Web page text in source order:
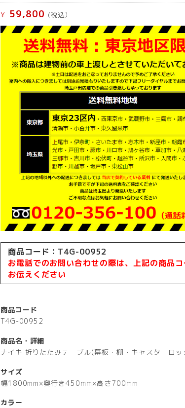
¥ 59,800 (税込）
商品コード：T4G-00952
お電話でのお問い合わせの際は、上記の商品コ
お伝えください
商品コード
T4G-00952
商品名・詳細
ナイキ 折りたたみテーブル(幕板・棚・キャスターロッ
サイズ
幅1800mm×奥行き450mm×高さ700mm
カラー